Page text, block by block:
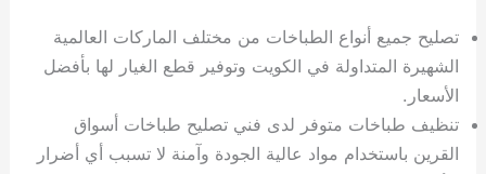
تصليح جميع أنواع الطباخات من مختلف الماركات العالمية
الشهيرة المتداولة في الكويت وتوفير قطع الغيار لها بأفضل
الأسعار.
تنظيف طباخات متوفر لدى فني تصليح طباخات أسواق
القرين باستخدام مواد عالية الجودة وآمنة لا تسبب أي أضرار